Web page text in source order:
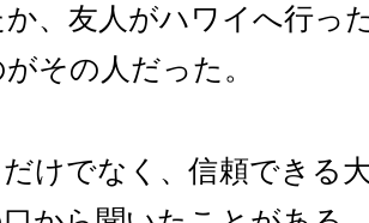
、友人がハワイへ行っ
その人だった。
だけでなく、信頼できる